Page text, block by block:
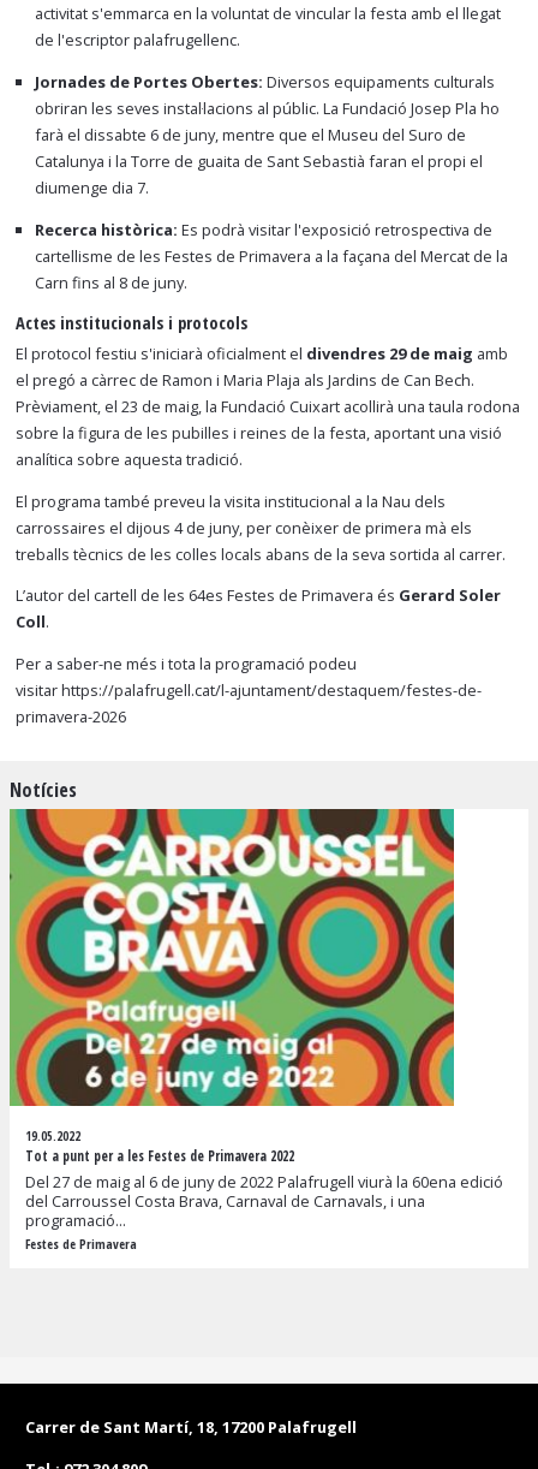
activitat s'emmarca en la voluntat de vincular la festa amb el llegat
de l'escriptor palafrugellenc.
Jornades de Portes Obertes: Diversos equipaments culturals
obriran les seves instal·lacions al públic. La Fundació Josep Pla ho
farà el dissabte 6 de juny, mentre que el Museu del Suro de
Catalunya i la Torre de guaita de Sant Sebastià faran el propi el
diumenge dia 7.
Recerca històrica: Es podrà visitar l'exposició retrospectiva de
cartellisme de les Festes de Primavera a la façana del Mercat de la
Carn fins al 8 de juny.
Actes institucionals i protocols
El protocol festiu s'iniciarà oficialment el divendres 29 de maig amb
el pregó a càrrec de Ramon i Maria Plaja als Jardins de Can Bech.
Prèviament, el 23 de maig, la Fundació Cuixart acollirà una taula rodona
sobre la figura de les pubilles i reines de la festa, aportant una visió
analítica sobre aquesta tradició.
El programa també preveu la visita institucional a la Nau dels
carrossaires el dijous 4 de juny, per conèixer de primera mà els
treballs tècnics de les colles locals abans de la seva sortida al carrer.
L’autor del cartell de les 64es Festes de Primavera és Gerard Soler
Coll.
Per a saber-ne més i tota la programació podeu
visitarhttps://palafrugell.cat/l-ajuntament/destaquem/festes-de-
primavera-2026
Notícies
19.05.2022
Tot a punt per a les Festes de Primavera 2022
Del 27 de maig al 6 de juny de 2022 Palafrugell viurà la 60ena edició
del Carroussel Costa Brava, Carnaval de Carnavals, i una
programació...
Festes de Primavera
Carrer de Sant Martí, 18, 17200 Palafrugell